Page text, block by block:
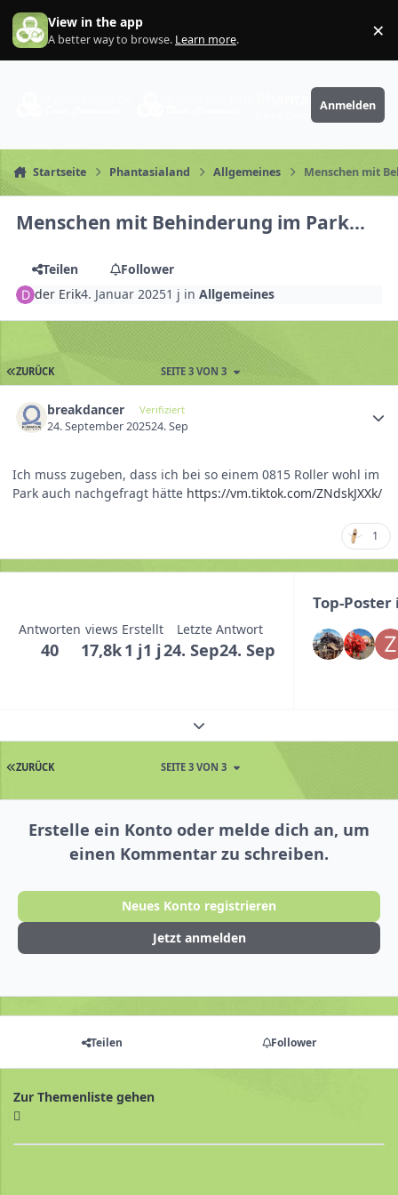
Zum Inhalt springen
View in the app
A better way to browse. Learn more. ×
PhantaFriends.de
Anmelden
Startseite Phantasialand Allgemeines Menschen mit
Menschen mit Behinderung im Park...
Teilen
Follower
der Erik4. Januar 20251 j inAllgemeines
ZURÜCK SEITE 3 VON 3
breakdancer Verifiziert
24. September 202524. Sep
Ich muss zugeben, dass ich bei so einem 0815 Roller wohl im
Park auch nachgefragt hätte https://vm.tiktok.com/ZNdskJXXk/
1
Antworten
40
views
17,8k
Erstellt
1 j1 j
Letzte Antwort
24. Sep24. Sep
Top-Poster
Themenübersicht erweitern
ZURÜCK SEITE 3 VON 3
Erstelle ein Konto oder melde dich an, um
einen Kommentar zu schreiben.
Neues Konto registrieren
Jetzt anmelden
Teilen Follower
Zur Themenliste gehen